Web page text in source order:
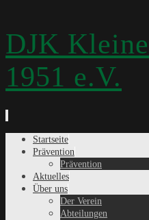
DJK
1951 e.V.
Zum
Inhalt
Startseite
Prävention
Prävention
Aktuelles
Über uns
Der Verein
Abteilungen